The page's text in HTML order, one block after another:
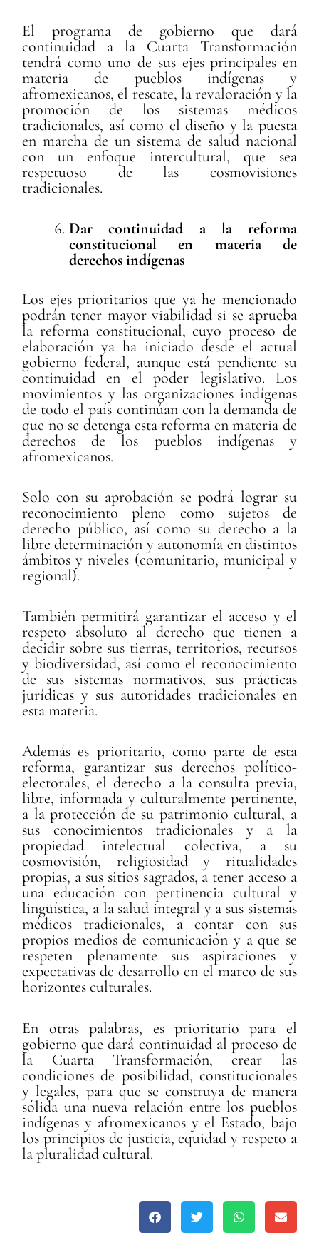
El programa de gobierno que dará
continuidad a la Cuarta Transformación
tendrá como uno de sus ejes principales en
materia de pueblos indígenas y
afromexicanos, el rescate, la revaloración y la
promoción de los sistemas médicos
tradicionales, así como el diseño y la puesta
en marcha de un sistema de salud nacional
con un enfoque intercultural, que sea
respetuoso de las cosmovisiones
tradicionales.
Dar continuidad a la reforma
constitucional en materia de
derechos indígenas
Los ejes prioritarios que ya he mencionado
podrán tener mayor viabilidad si se aprueba
la reforma constitucional, cuyo proceso de
elaboración ya ha iniciado desde el actual
gobierno federal, aunque está pendiente su
continuidad en el poder legislativo. Los
movimientos y las organizaciones indígenas
de todo el país continúan con la demanda de
que no se detenga esta reforma en materia de
derechos de los pueblos indígenas y
afromexicanos.
Solo con su aprobación se podrá lograr su
reconocimiento pleno como sujetos de
derecho público, así como su derecho a la
libre determinación y autonomía en distintos
ámbitos y niveles (comunitario, municipal y
regional).
También permitirá garantizar el acceso y el
respeto absoluto al derecho que tienen a
decidir sobre sus tierras, territorios, recursos
y biodiversidad, así como el reconocimiento
de sus sistemas normativos, sus prácticas
jurídicas y sus autoridades tradicionales en
esta materia.
Además es prioritario, como parte de esta
reforma, garantizar sus derechos político-
electorales, el derecho a la consulta previa,
libre, informada y culturalmente pertinente,
a la protección de su patrimonio cultural, a
sus conocimientos tradicionales y a la
propiedad intelectual colectiva, a su
cosmovisión, religiosidad y ritualidades
propias, a sus sitios sagrados, a tener acceso a
una educación con pertinencia cultural y
lingüística, a la salud integral y a sus sistemas
médicos tradicionales, a contar con sus
propios medios de comunicación y a que se
respeten plenamente sus aspiraciones y
expectativas de desarrollo en el marco de sus
horizontes culturales.
En otras palabras, es prioritario para el
gobierno que dará continuidad al proceso de
la Cuarta Transformación, crear las
condiciones de posibilidad, constitucionales
y legales, para que se construya de manera
sólida una nueva relación entre los pueblos
indígenas y afromexicanos y el Estado, bajo
los principios de justicia, equidad y respeto a
la pluralidad cultural.